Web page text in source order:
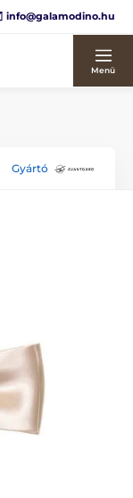
info@galamodino.hu
Menü
Gyártó